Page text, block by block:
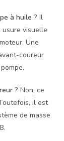
à huile ? Il
usure visuelle
Une
coureur
? Non, ce
il est
de masse